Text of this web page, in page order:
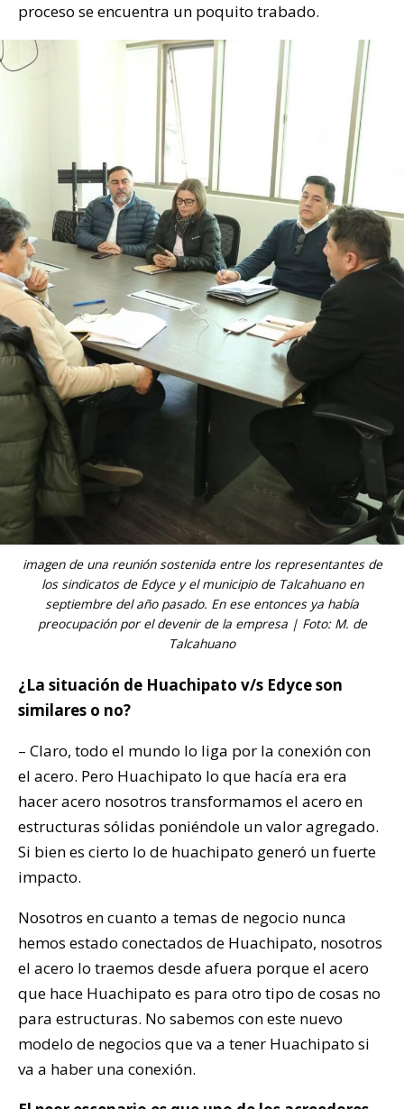
proceso se encuentra un poquito trabado.
imagen de una reunión sostenida entre los representantes de
los sindicatos de Edyce y el municipio de Talcahuano en
septiembre del año pasado. En ese entonces ya había
preocupación por el devenir de la empresa | Foto: M. de
Talcahuano
¿La situación de Huachipato v/s Edyce son
similares o no?
– Claro, todo el mundo lo liga por la conexión con
el acero. Pero Huachipato lo que hacía era era
hacer acero nosotros transformamos el acero en
estructuras sólidas poniéndole un valor agregado.
Si bien es cierto lo de huachipato generó un fuerte
impacto.
Nosotros en cuanto a temas de negocio nunca
hemos estado conectados de Huachipato, nosotros
el acero lo traemos desde afuera porque el acero
que hace Huachipato es para otro tipo de cosas no
para estructuras. No sabemos con este nuevo
modelo de negocios que va a tener Huachipato si
va a haber una conexión.